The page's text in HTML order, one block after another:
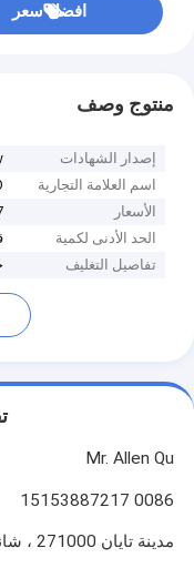
افضل سعر
منتوج وصف
إصدار الشهادات
اسم العلامة التجارية
الأسعار
الحد الأدنى لكمية
تفاصيل التغليف
Mr. Allen Qu
0086 15153887217
مدينة تايان 271000 ، شاندونغ ، الصين